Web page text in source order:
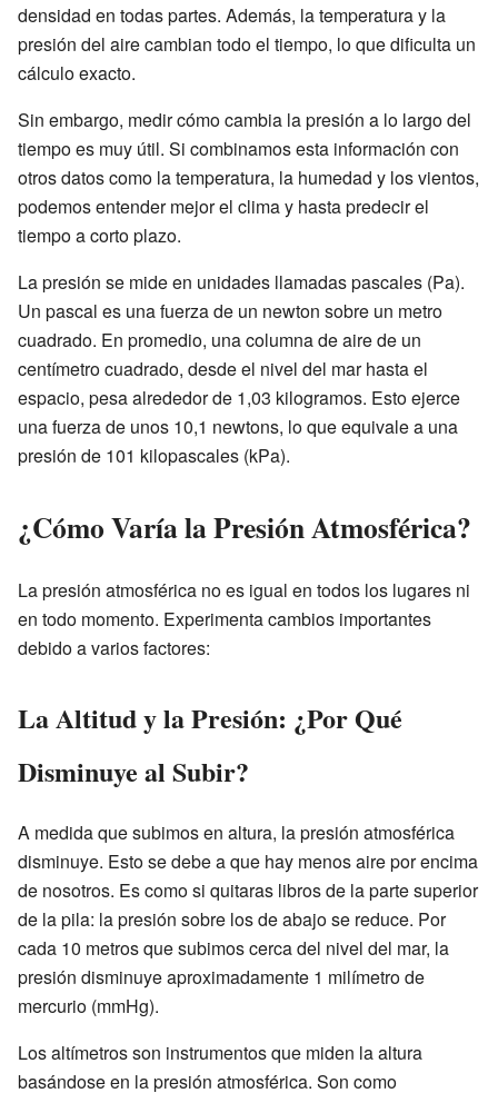
densidad en todas partes. Además, la temperatura y la
presión del aire cambian todo el tiempo, lo que dificulta un
cálculo exacto.
Sin embargo, medir cómo cambia la presión a lo largo del
tiempo es muy útil. Si combinamos esta información con
otros datos como la temperatura, la humedad y los vientos,
podemos entender mejor el clima y hasta predecir el
tiempo a corto plazo.
La presión se mide en unidades llamadas pascales (Pa).
Un pascal es una fuerza de un newton sobre un metro
cuadrado. En promedio, una columna de aire de un
centímetro cuadrado, desde el nivel del mar hasta el
espacio, pesa alrededor de 1,03 kilogramos. Esto ejerce
una fuerza de unos 10,1 newtons, lo que equivale a una
presión de 101 kilopascales (kPa).
¿Cómo Varía la Presión Atmosférica?
La presión atmosférica no es igual en todos los lugares ni
en todo momento. Experimenta cambios importantes
debido a varios factores:
La Altitud y la Presión: ¿Por Qué
Disminuye al Subir?
A medida que subimos en altura, la presión atmosférica
disminuye. Esto se debe a que hay menos aire por encima
de nosotros. Es como si quitaras libros de la parte superior
de la pila: la presión sobre los de abajo se reduce. Por
cada 10 metros que subimos cerca del nivel del mar, la
presión disminuye aproximadamente 1 milímetro de
mercurio (mmHg).
Los altímetros son instrumentos que miden la altura
basándose en la presión atmosférica. Son como